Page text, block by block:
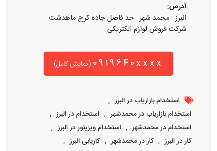
آدرس:
البرز . محمد شهر . حد فاصل جاده کرج ماهدشت
شرکت فروش لوازم الکتریکی
0919640xxxx (نمایش کامل)
استخدام بازاریاب در البرز ,
استخدام بازاریاب در محمدشهر , استخدام در البرز ,
استخدام در محمدشهر , استخدام ویزیتور در البرز ,
کار در البرز , کار در محمدشهر , کاریابی البرز ,